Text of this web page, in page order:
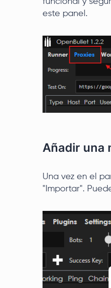
este panel.
Añadir una
Una vez en el
"Importar".